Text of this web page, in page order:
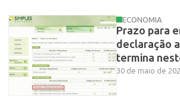
ECONOMIA
Prazo para
declaração
termina
30 de maio de